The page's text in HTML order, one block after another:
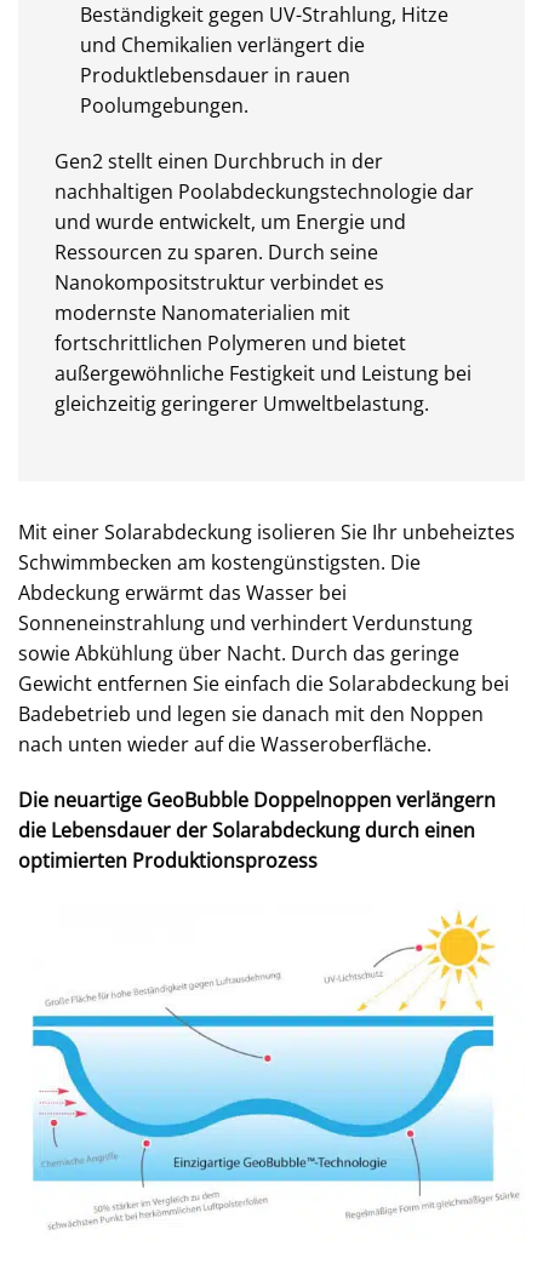
Beständigkeit gegen UV-Strahlung, Hitze
und Chemikalien verlängert die
Produktlebensdauer in rauen
Poolumgebungen.
Gen2 stellt einen Durchbruch in der
nachhaltigen Poolabdeckungstechnologie dar
und wurde entwickelt, um Energie und
Ressourcen zu sparen. Durch seine
Nanokompositstruktur verbindet es
modernste Nanomaterialien mit
fortschrittlichen Polymeren und bietet
außergewöhnliche Festigkeit und Leistung bei
gleichzeitig geringerer Umweltbelastung.
Mit einer Solarabdeckung isolieren Sie Ihr unbeheiztes
Schwimmbecken am kostengünstigsten. Die
Abdeckung erwärmt das Wasser bei
Sonneneinstrahlung und verhindert Verdunstung
sowie Abkühlung über Nacht. Durch das geringe
Gewicht entfernen Sie einfach die Solarabdeckung bei
Badebetrieb und legen sie danach mit den Noppen
nach unten wieder auf die Wasseroberfläche.
Die neuartige GeoBubble Doppelnoppen verlängern
die Lebensdauer der Solarabdeckung durch einen
optimierten Produktionsprozess